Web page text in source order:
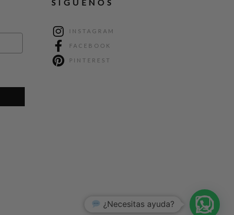
SÍGUENOS
INSTAGRAM
FACEBOOK
PINTEREST
¿Necesitas ayuda?